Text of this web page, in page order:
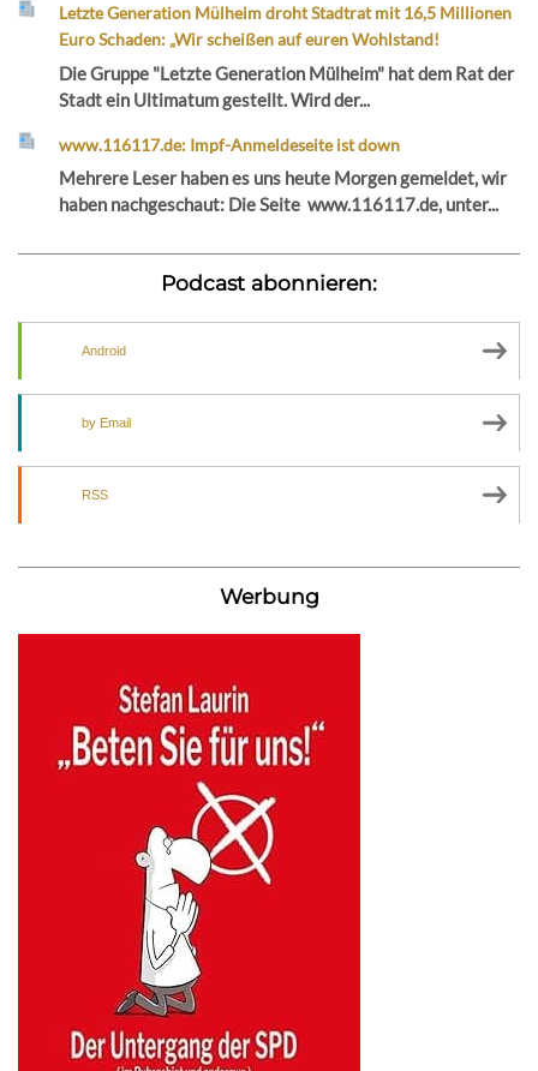
Letzte Generation Mülheim droht Stadtrat mit 16,5 Millionen
Euro Schaden: „Wir scheißen auf euren Wohlstand!
Die Gruppe "Letzte Generation Mülheim" hat dem Rat der
Stadt ein Ultimatum gestellt. Wird der...
www.116117.de: Impf-Anmeldeseite ist down
Mehrere Leser haben es uns heute Morgen gemeldet, wir
haben nachgeschaut: Die Seite www.116117.de, unter...
Podcast abonnieren:
Android
by Email
RSS
Werbung